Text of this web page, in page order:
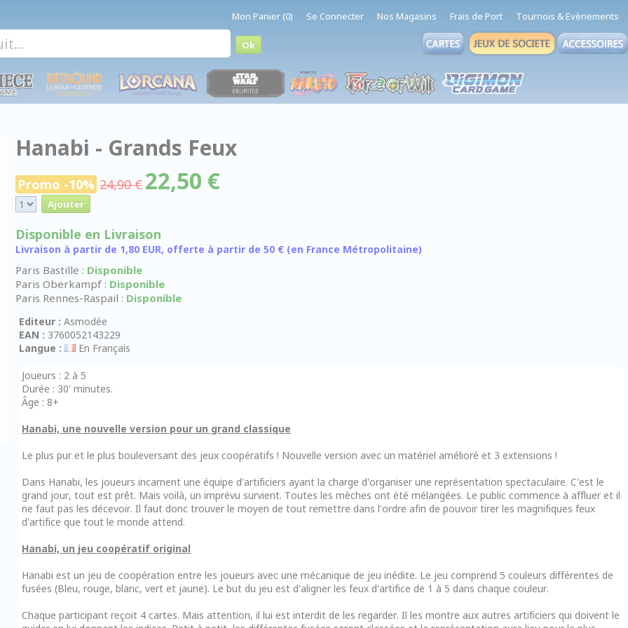
Mon Panier (0) Se Connecter Nos Magasins Frais de Port Tournois & Evènements
Hanabi - Grands Feux
Promo -10% 24,90 €22,50 €
Disponible en Livraison
Livraison à partir de 1,80 EUR, offerte à partir de 50 € (en France Métropolitaine)
Paris Bastille : Disponible
Paris Oberkampf : Disponible
Paris Rennes-Raspail : Disponible
Editeur : Asmodée
EAN : 3760052143229
Langue :
En Français
Joueurs : 2 à 5
Durée : 30' minutes.
Âge : 8+
Hanabi, une nouvelle version pour un grand classique
Le plus pur et le plus bouleversant des jeux coopératifs ! Nouvelle version avec un matériel amélioré et 3 extensions !
Dans Hanabi, les joueurs incarnent une équipe d'artificiers ayant la charge d'organiser une représentation spectaculaire. C'est le
grand jour, tout est prêt. Mais voilà, un imprévu survient. Toutes les mèches ont été mélangées. Le public commence à affluer et il
ne faut pas les décevoir. Il faut donc trouver le moyen de tout remettre dans l'ordre afin de pouvoir tirer les magnifiques feux
d'artifice que tout le monde attend.
Hanabi, un jeu coopératif original
Hanabi est un jeu de coopération entre les joueurs avec une mécanique de jeu inédite. Le jeu comprend 5 couleurs différentes de
fusées (Bleu, rouge, blanc, vert et jaune). Le but du jeu est d'aligner les feux d'artifice de 1 à 5 dans chaque couleur.
Chaque participant reçoit 4 cartes. Mais attention, il lui est interdit de les regarder. Il les montre aux autres artificiers qui doivent le